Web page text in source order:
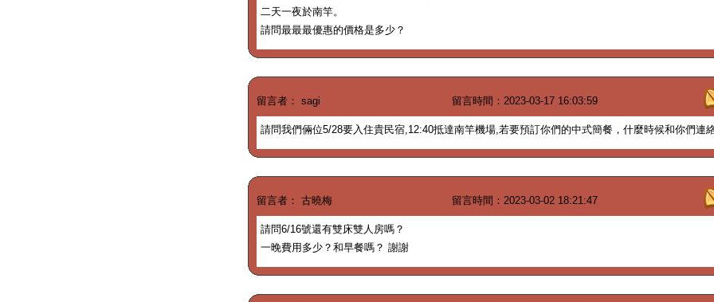
二天一夜於南竿。
請問最最最優惠的價格是多少？
留言者： sagi 留言時間：2023-03-17 16:03:59
請問我們倆位5/28要入住貴民宿,12:40抵達南竿機場,若要預訂你們的中式簡餐，什麼時候和你們連
留言者： 古曉梅 留言時間：2023-03-02 18:21:47
請問6/16號還有雙床雙人房嗎？
一晚費用多少？和早餐嗎？ 謝謝